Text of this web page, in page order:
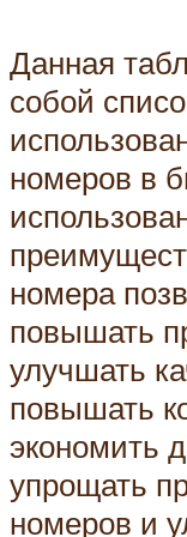
Данная
собой
номеров в
номера
повышать
улучшать
повышать
экономить
упрощать
номеров и